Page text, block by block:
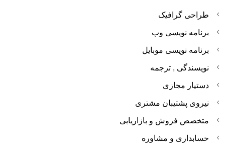
طراحی گرافیک
برنامه نویسی وب
برنامه نویسی موبایل
نویسندگی , ترجمه
دستیار مجازی
نیروی پشتیبان مشتری
متخصص فروش و بازاریابی
حسابداری و مشاوره